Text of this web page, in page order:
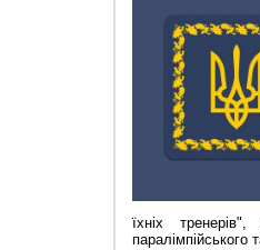
їхніх
паралімпійського